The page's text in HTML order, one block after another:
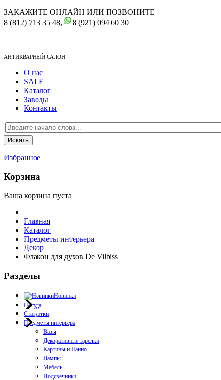
ЗАКАЖИТЕ ОНЛАЙН ИЛИ ПОЗВОНИТЕ
8 (812) 713 35 48,
8 (921) 094 60 30
АНТИКВАРНЫЙ САЛОН
О нас
SALE
Каталог
Заводы
Контакты
Избранное
Корзина
Ваша корзина пуста
Главная
Каталог
Предметы интерьера
Декор
Флакон для духов De Vilbiss
Разделы
Новинки
Посуда
Статуэтки
Предметы интерьера
Вазы
Декоративные тарелки
Картины и Панно
Лампы
Мебель
Подсвечники